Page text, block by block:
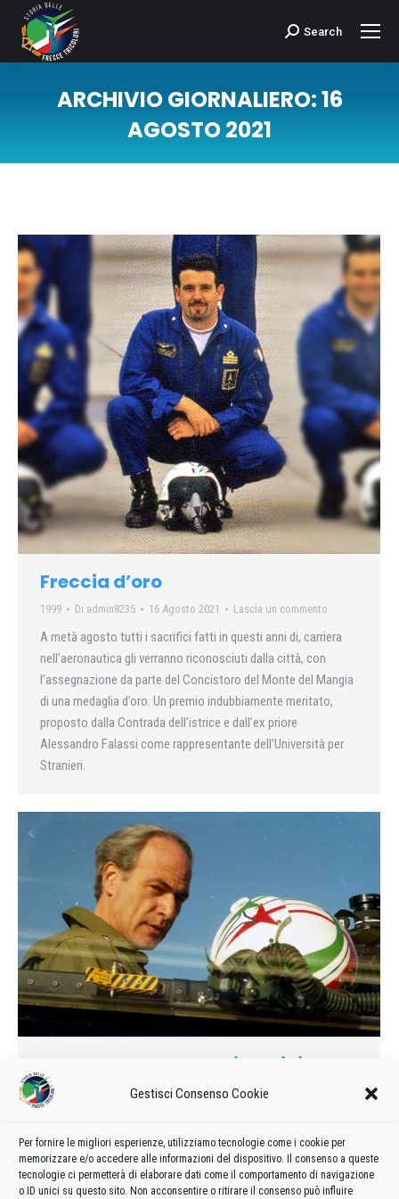
Gestisci Consenso Cookie
Per fornire le migliori esperienze, utilizziamo tecnologie come i cookie per
memorizzare e/o accedere alle informazioni del dispositivo. Il consenso a queste
tecnologie ci permetterà di elaborare dati come il comportamento di navigazione
o ID unici su questo sito. Non acconsentire o ritirare il consenso può influire
Cerca:Search
ARCHIVIO GIORNALIERO:16
AGOSTO 2021
Freccia d’oro
1999 Di admin8235 16 Agosto 2021 Lascia un commento
A metà agosto tutti i sacrifici fatti in questi anni di, carriera
nell’aeronautica gli verranno riconosciuti dalla città, con
l’assegnazione da parte del Concistoro del Monte del Mangia
di una medaglia d’oro. Un premio indubbiamente meritato,
proposto dalla Contrada dell’istrice e dall’ex priore
Alessandro Falassi come rappresentante dell’Università per
Stranieri.
Un colonnello contro i vertici
1991 admin8235 16 Agosto 2021 Lascia un commento
dell’Aeronautica militare. Su questa vertenza dovranno
pronunciarsi nei primi giorni di ottobre i giudici del Tribunale
amministrativo regionale.